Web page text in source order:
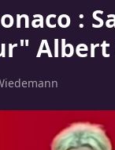
:
Albert